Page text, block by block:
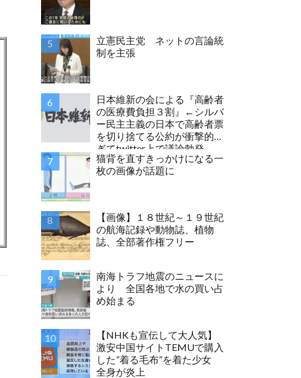
立憲民主党 ネットの言論統
制を主張
日本維新の会による『高齢者
の医療費負担３割』←シルバ
ー民主主義の日本で高齢者票
を切り捨てる公約が衝撃的す
ぎてtwitter上で議論勃発
猫背を直すきっかけになる一
枚の画像が話題に
【画像】１８世紀～１９世紀
の航海記録や動物誌、植物
誌、全部著作権フリー
南海トラフ地震のニュースに
より 全国各地で水の買い占
め始まる
【NHKも宣伝して大人気】
激安中国サイトTEMUで購入
した”着る毛布”を着た少女
全身が炎上